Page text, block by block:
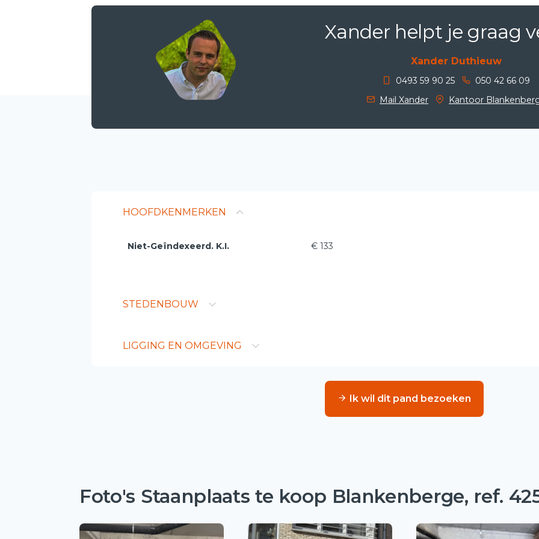
Xander helpt je graag
Xander Duthieuw
0493 59 90 25
050 42 66 09
Mail Xander
Kantoor
HOOFDKENMERKEN
Niet-Geïndexeerd. K.I. € 133
STEDENBOUW
LIGGING EN OMGEVING
Ik wil dit pand bezoeken
Foto's Staanplaats te koop Blankenberge, ref.